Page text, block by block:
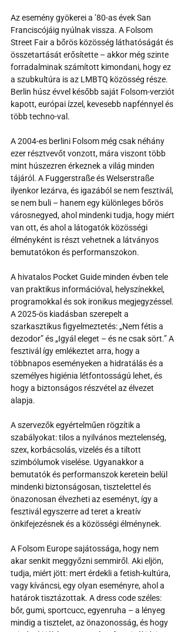
Az esemény gyökerei a ’80-as évek San
Franciscójáig nyúlnak vissza. A Folsom
Street Fair a bőrös közösség láthatóságát és
összetartását erősítette – akkor még szinte
forradalminak számított kimondani, hogy ez
a szubkultúra is az LMBTQ közösség része.
Berlin húsz évvel később saját Folsom-verziót
kapott, európai ízzel, kevesebb napfénnyel és
több techno-val.
A 2004-es berlini Folsom még csak néhány
ezer résztvevőt vonzott, mára viszont több
mint húszezren érkeznek a világ minden
tájáról. A Fuggerstraße és Welserstraße
ilyenkor lezárva, és igazából se nem fesztivál,
se nem buli – hanem egy különleges bőrös
városnegyed, ahol mindenki tudja, hogy miért
van ott, és ahol a látogatók közösségi
élményként is részt vehetnek a látványos
bemutatókon és performanszokon.
A hivatalos Pocket Guide minden évben tele
van praktikus információval, helyszínekkel,
programokkal és sok ironikus megjegyzéssel.
A 2025-ös kiadásban szerepelt a
szarkasztikus figyelmeztetés: „Nem fétis a
dezodor” és „Igyál eleget – és ne csak sört.” A
fesztivál így emlékeztet arra, hogy a
többnapos eseményeken a hidratálás és a
személyes higiénia létfontosságú lehet, és
hogy a biztonságos részvétel az élvezet
alapja.
A szervezők egyértelműen rögzítik a
szabályokat: tilos a nyilvános meztelenség,
szex, korbácsolás, vizelés és a tiltott
szimbólumok viselése. Ugyanakkor a
bemutatók és performanszok keretein belül
mindenki biztonságosan, tisztelettel és
önazonosan élvezheti az eseményt, így a
fesztivál egyszerre ad teret a kreatív
önkifejezésnek és a közösségi élménynek.
A Folsom Europe sajátossága, hogy nem
akar senkit meggyőzni semmiről. Aki eljön,
tudja, miért jött: mert érdekli a fetish-kultúra,
vagy kíváncsi, egy olyan eseményre, ahol a
határok tisztázottak. A dress code széles:
bőr, gumi, sportcucc, egyenruha – a lényeg
mindig a tisztelet, az önazonosság, és hogy